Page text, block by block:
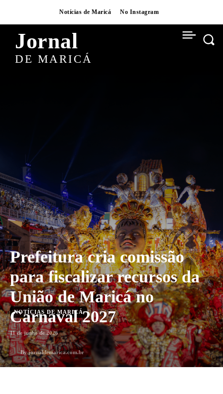
Notícias de Maricá No Instagram
Jornal
DE MARICÁ
Prefeitura cria comissão
para fiscalizar recursos da
União de Maricá no
Carnaval 2027
NOTÍCIAS DE MARICÁ
11 de junho de 2026
By jornaldemarica.com.br